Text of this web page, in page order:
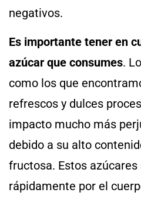
negativos.
Es importante tener en
azúcar que consumes.
como los que
refrescos y dulces
impacto mucho más
debido a su alto
fructosa. Estos
rápidamente por el